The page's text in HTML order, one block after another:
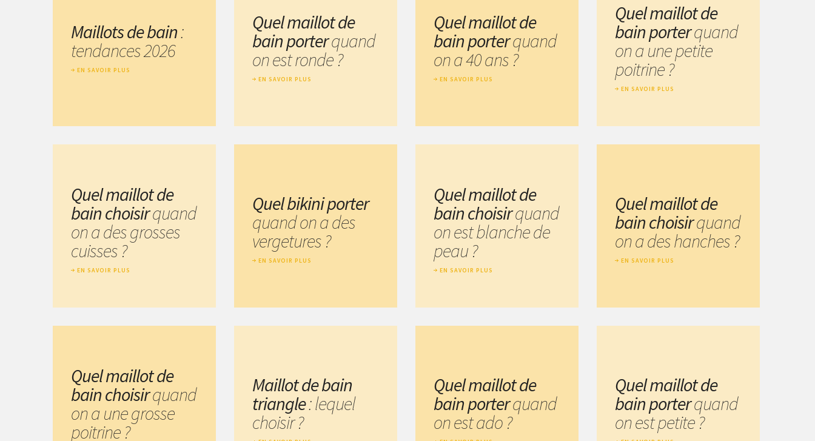
Maillots de bain:
tendances 2026
EN SAVOIR PLUS
Quel maillot de
bain porterquand
on est ronde ?
EN SAVOIR PLUS
Quel maillot de
bain porterquand
on a 40 ans ?
EN SAVOIR PLUS
Quel maillot de
bain porterquand
on a une petite
poitrine ?
EN SAVOIR PLUS
Quel maillot de
bain choisirquand
on a des grosses
cuisses ?
EN SAVOIR PLUS
Quel bikini porter
quand on a des
vergetures ?
EN SAVOIR PLUS
Quel maillot de
bain choisirquand
on est blanche de
peau ?
EN SAVOIR PLUS
Quel maillot de
bain choisirquand
on a des hanches ?
EN SAVOIR PLUS
Quel maillot de
bain choisirquand
on a une grosse
poitrine ?
Maillot de bain
triangle: lequel
choisir ?
Quel maillot de
bain porterquand
on est ado ?
Quel maillot de
bain porterquand
on est petite ?